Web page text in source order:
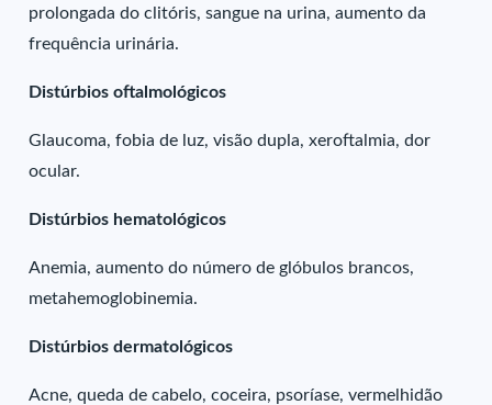
prolongada do clitóris, sangue na urina, aumento da
frequência urinária.
Distúrbios oftalmológicos
Glaucoma, fobia de luz, visão dupla, xeroftalmia, dor
ocular.
Distúrbios hematológicos
Anemia, aumento do número de glóbulos brancos,
metahemoglobinemia.
Distúrbios dermatológicos
Acne, queda de cabelo, coceira, psoríase, vermelhidão